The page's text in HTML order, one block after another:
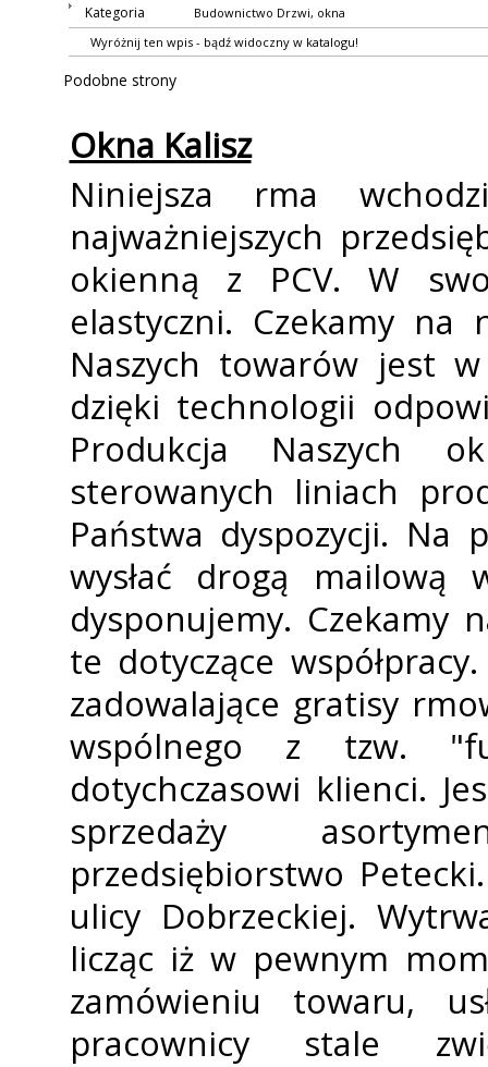
Kategoria Budownictwo Drzwi, okna
Wyróżnij ten wpis - bądź widoczny w katalogu!
Podobne strony
Okna Kalisz
Niniejsza firma
najważniejszych
okienną z PCV. W
elastyczni. Czekamy na
Naszych towarów jest
dzięki technologii
Produkcja Naszych
sterowanych liniach
Państwa dyspozycji. Na
wysłać drogą mailową
dysponujemy. Czekamy
te dotyczące
zadowalające gratisy
wspólnego z tzw.
dotychczasowi klienci.
sprzedaży
przedsiębiorstwo
ulicy Dobrzeckiej.
licząc iż w pewnym
zamówieniu towaru,
pracownicy stale